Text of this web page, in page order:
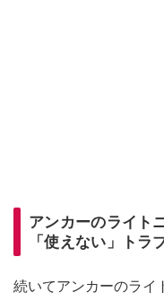
アンカーのライト
「使えない」トラ
続いてアンカーのライ